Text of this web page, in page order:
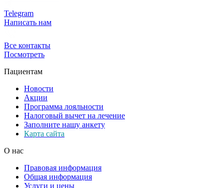
Telegram
Написать нам
Все контакты
Посмотреть
Пациентам
Новости
Акции
Программа лояльности
Налоговый вычет на лечение
Заполните нашу анкету
Карта сайта
О нас
Правовая информация
Общая информация
Услуги и цены